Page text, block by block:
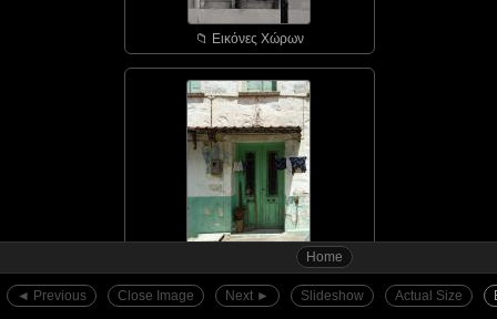
Home
◄︎ Previous Close Image Next ►︎ Slideshow Actual Size
📁︎ Εικόνες Χώρων
📁︎ Αγιάσος - οι πόρτε...